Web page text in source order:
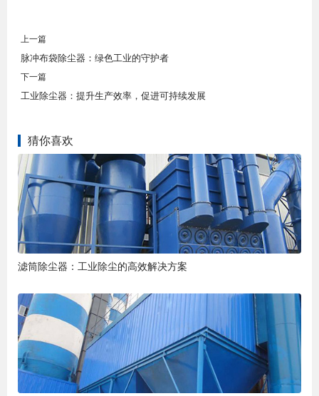
上一篇
脉冲布袋除尘器：绿色工业的守护者
下一篇
工业除尘器：提升生产效率，促进可持续发展
猜你喜欢
滤筒除尘器：工业除尘的高效解决方案